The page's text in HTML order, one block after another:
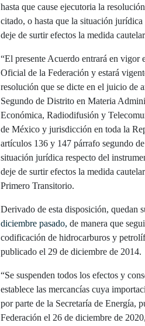
hasta que cause ejecutoria la
citado, o hasta que la situación
deje de surtir efectos la medida
“El presente Acuerdo entrará en
Oficial de la Federación y estará
resolución que se dicte en el juicio de
Segundo de Distrito en Materia
Económica, Radiodifusión y
de México y jurisdicción en toda la
artículos 136 y 147 párrafo segundo
situación jurídica respecto del
deje de surtir efectos la medida
Primero Transitorio.
Derivado de esta disposición, quedan
diciembre pasado, de manera que
codificación de hidrocarburos y
publicado el 29 de diciembre de 2014.
“Se suspenden todos los efectos y
establece las mercancías cuya
por parte de la Secretaría de Energía,
Federación el 26 de diciembre de